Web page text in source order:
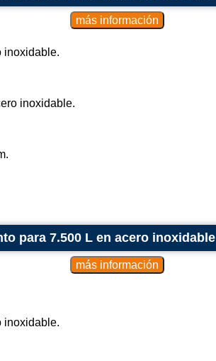
inoxidable.
inoxidable.
para 7.500 L en acero inoxidable
inoxidable.